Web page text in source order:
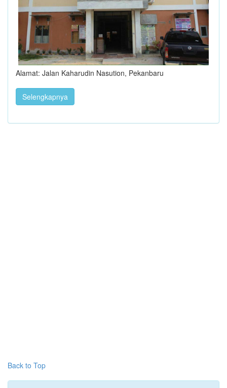
Alamat: Jalan Kaharudin Nasution, Pekanbaru
Selengkapnya
Back to Top